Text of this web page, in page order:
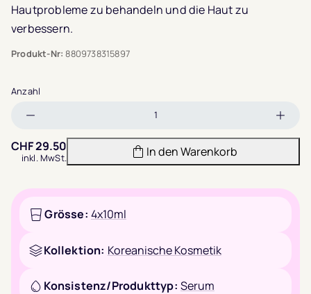
Hautprobleme zu behandeln und die Haut zu
verbessern.
Produkt-Nr: 8809738315897
Anzahl
verringern
CHF29.50
inkl. MwSt. In den Warenkorb
Grösse: 4x10ml
Kollektion: Koreanische Kosmetik
Konsistenz/Produkttyp: Serum